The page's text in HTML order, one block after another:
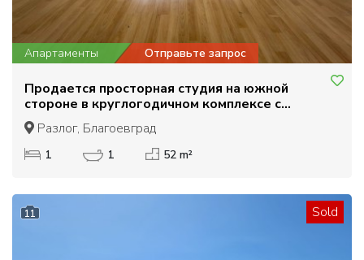
Апартаменты Отправьте запрос
Продается просторная студия на южной
стороне в круглогодичном комплексе с
низкой платой за обслуживание
Разлог, Благоевград
1 1 52 m²
11 Sold